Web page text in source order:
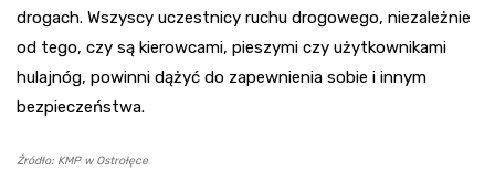
drogach. Wszyscy uczestnicy ruchu drogowego, niezależnie
od tego, czy są kierowcami, pieszymi czy użytkownikami
hulajnóg, powinni dążyć do zapewnienia sobie i innym
bezpieczeństwa.
Źródło: KMP w Ostrołęce